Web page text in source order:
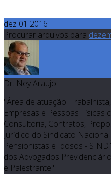
dez 01 2016
Procurar arquivos para
Dr. Ney Araujo
"Área de atuação:
Empresas e Pessoas Físicas
Consultoria, Contratos,
Jurídico do Sindicato
Pensionistas e Idosos -
dos Advogados
e Palestrante."